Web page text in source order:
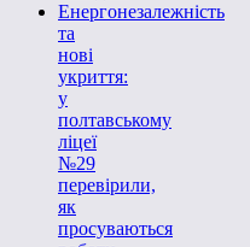
Енергонезалежність
та
нові
укриття:
у
полтавському
ліцеї
№29
перевірили,
як
просуваються